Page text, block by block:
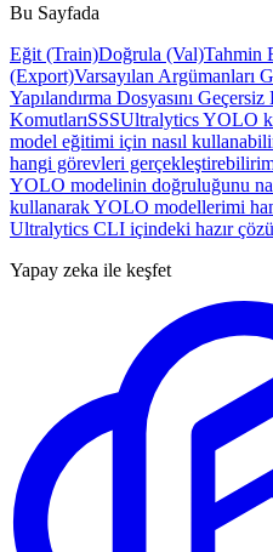
Bu Sayfada
Eğit (Train)Doğrula (Val)Tahmin
(Export)Varsayılan Argümanları
Yapılandırma Dosyasını Geçersiz
KomutlarıSSSUltralytics YOLO
model eğitimi için nasıl
hangi görevleri
YOLO modelinin doğruluğunu
kullanarak YOLO modellerimi
Ultralytics CLI içindeki hazır
Yapay zeka ile keşfet